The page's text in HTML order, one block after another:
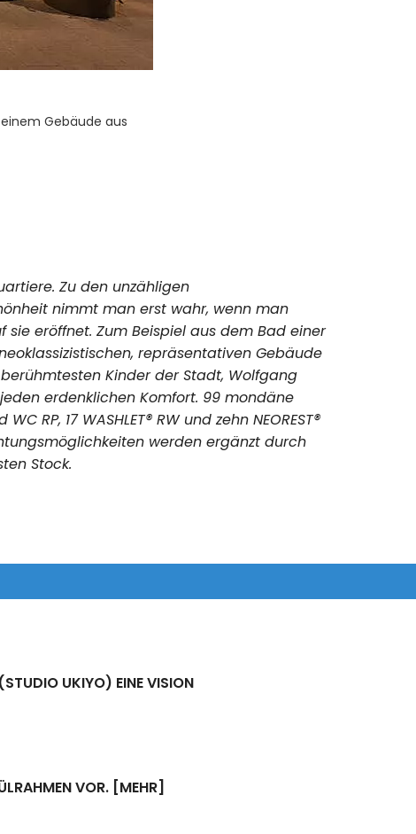
Aufenthalt mit allen
Zu den unzähligen
nimmt man erst wahr, wenn man
eröffnet. Zum Beispiel aus dem Bad einer
repräsentativen Gebäude
Kinder der Stadt, Wolfgang
erdenklichen Komfort. 99 mondäne
17 WASHLET® RW und zehn NEOREST®
werden ergänzt durch
Stock.
UKIYO) EINE VISION
VOR. [MEHR]